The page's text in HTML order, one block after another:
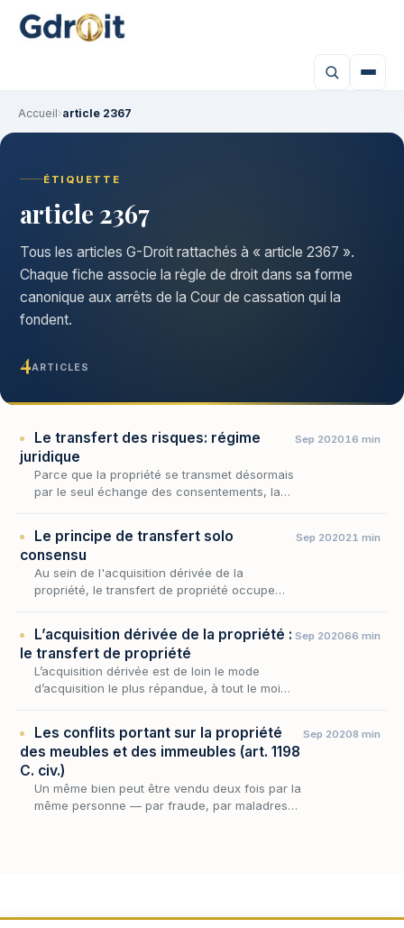
Accueil›article 2367
ÉTIQUETTE
article 2367
Tous les articles G-Droit rattachés à « article 2367 ».
Chaque fiche associe la règle de droit dans sa forme
canonique aux arrêts de la Cour de cassation qui la
fondent.
4ARTICLES
Le transfert des risques: régime
juridique
Parce que la propriété se transmet désormais
par le seul échange des consentements, la
d'un…
Sep 202016 min
Le principe de transfert solo
consensu
Au sein de l'acquisition dérivée de la
propriété, le transfert de propriété occupe
bien pa…
Sep 202021 min
L’acquisition dérivée de la propriété :
le transfert de propriété
L’acquisition dérivée est de loin le mode
d’acquisition le plus répandue, à tout le moins
t…
Sep 202066 min
Les conflits portant sur la propriété
des meubles et des immeubles (art. 1198
C. civ.)
Un même bien peut être vendu deux fois par la
même personne — par fraude, par maladresse
Sep 20208 min